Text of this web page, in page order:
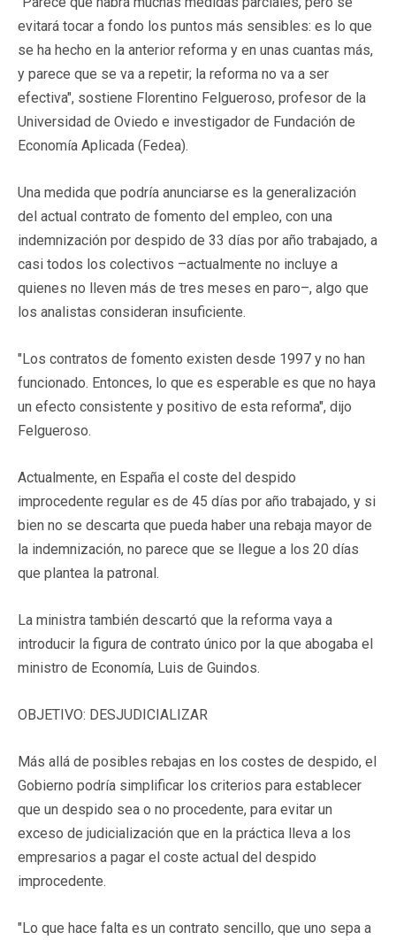
evitará tocar a fondo los puntos más sensibles: es lo que
se ha hecho en la anterior reforma y en unas cuantas más,
y parece que se va a repetir; la reforma no va a ser
efectiva", sostiene Florentino Felgueroso, profesor de la
Universidad de Oviedo e investigador de Fundación de
Economía Aplicada (Fedea).
Una medida que podría anunciarse es la generalización
del actual contrato de fomento del empleo, con una
indemnización por despido de 33 días por año trabajado, a
casi todos los colectivos –actualmente no incluye a
quienes no lleven más de tres meses en paro–, algo que
los analistas consideran insuficiente.
"Los contratos de fomento existen desde 1997 y no han
funcionado. Entonces, lo que es esperable es que no haya
un efecto consistente y positivo de esta reforma", dijo
Felgueroso.
Actualmente, en España el coste del despido
improcedente regular es de 45 días por año trabajado, y si
bien no se descarta que pueda haber una rebaja mayor de
la indemnización, no parece que se llegue a los 20 días
que plantea la patronal.
La ministra también descartó que la reforma vaya a
introducir la figura de contrato único por la que abogaba el
ministro de Economía, Luis de Guindos.
OBJETIVO: DESJUDICIALIZAR
Más allá de posibles rebajas en los costes de despido, el
Gobierno podría simplificar los criterios para establecer
que un despido sea o no procedente, para evitar un
exceso de judicialización que en la práctica lleva a los
empresarios a pagar el coste actual del despido
improcedente.
"Lo que hace falta es un contrato sencillo, que uno sepa a